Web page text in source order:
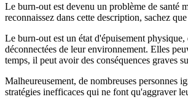
Le burn-out est devenu un problème de santé
reconnaissez dans cette description, sachez que
Le burn-out est un état d'épuisement
déconnectées de leur environnement. Elles
temps, il peut avoir des conséquences graves
Malheureusement, de nombreuses personnes
stratégies inefficaces qui ne font qu'aggraver